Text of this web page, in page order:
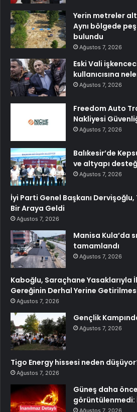
Yerin metreler
Aynı bölgede
bulundu
Ağustos 7, 2026
Eski Vali
kullanıcısına
Ağustos 7, 2026
Freedom Auto
Nakliyesi
Ağustos 7, 2026
Balıkesir’de
ve altyapı
Ağustos 7, 2026
İyi Parti Genel Başkanı
Bir Araya Geldi
Ağustos 7, 2026
Manisa Kula’da
tamamlandı
Ağustos 7, 2026
Kaboğlu, Saraçhane Yasaklarıyla
Gereğinin Derhal Yerine
Ağustos 7, 2026
Gençlik
Ağustos 7, 2026
Tigo Energy hissesi neden
Ağustos 7, 2026
Güneş daha
görüntülenmedi:
Ağustos 7, 2026